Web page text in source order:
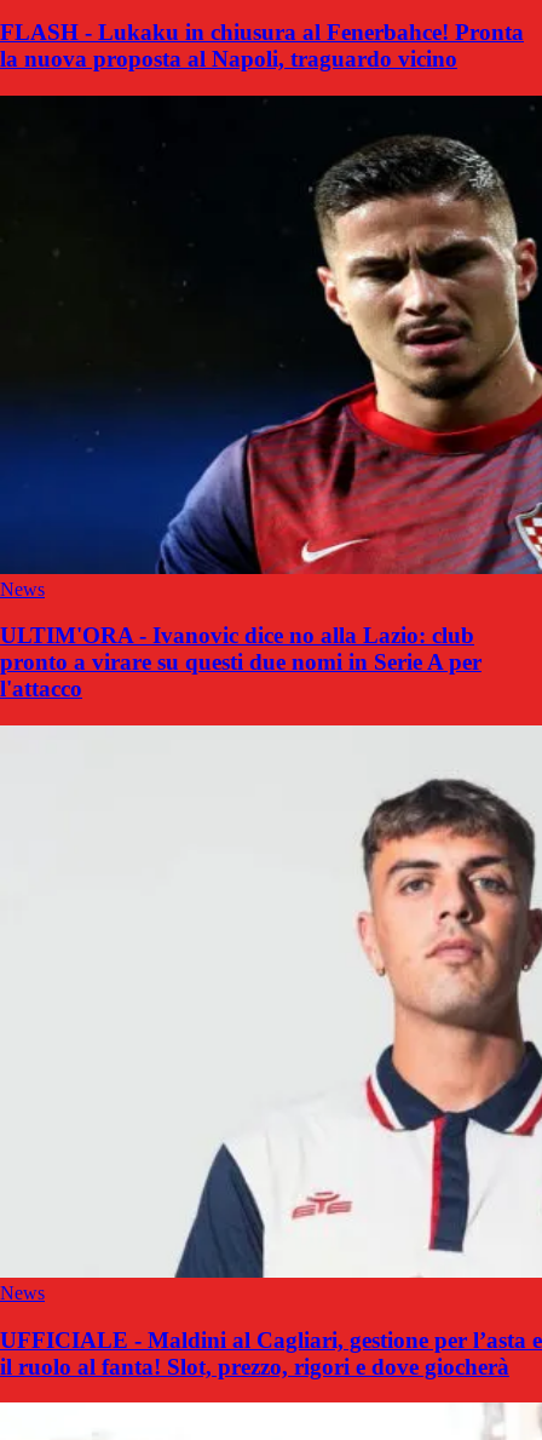
FLASH - Lukaku in chiusura al Fenerbahce! Pronta
la nuova proposta al Napoli, traguardo vicino
News
ULTIM'ORA - Ivanovic dice no alla Lazio: club
pronto a virare su questi due nomi in Serie A per
l'attacco
News
UFFICIALE - Maldini al Cagliari, gestione per l’asta e
il ruolo al fanta! Slot, prezzo, rigori e dove giocherà